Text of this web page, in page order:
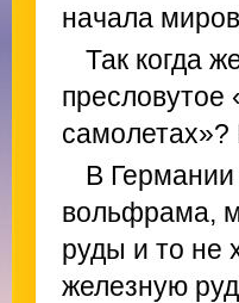
начала
Так когда
пресловутое
самолетах»?
В Германии
вольфрама,
руды и то не
железную